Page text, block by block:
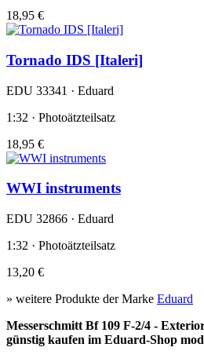
18,95 €
Tornado IDS [Italeri]
EDU 33341 · Eduard
1:32 · Photoätzteilsatz
18,95 €
WWI instruments
EDU 32866 · Eduard
1:32 · Photoätzteilsatz
13,20 €
» weitere Produkte der Marke Eduard
Messerschmitt Bf 109 F-2/4 -
günstig kaufen im Eduard-Shop